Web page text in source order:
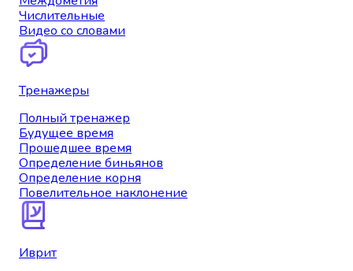
Числительные
Видео со словами
Тренажеры
Полный тренажер
Будущее время
Прошедшее время
Определение биньянов
Определение корня
Повелительное наклонение
Иврит